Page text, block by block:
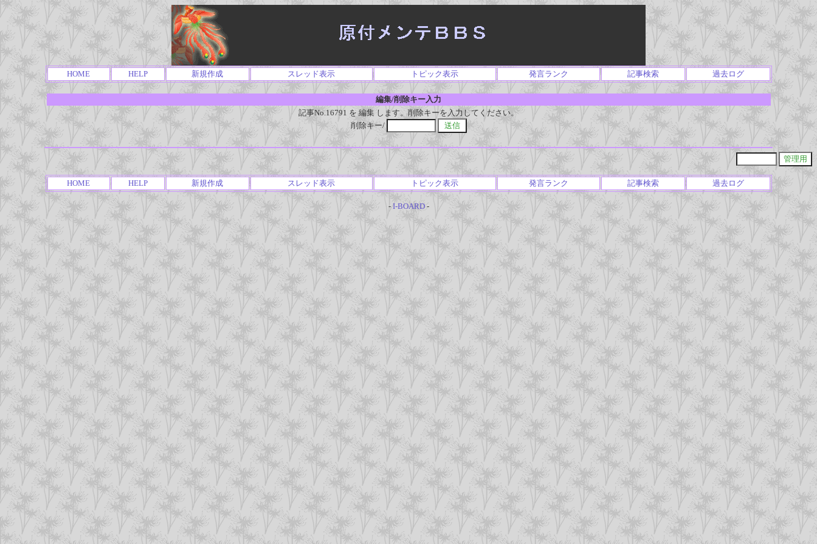
HOME HELP 新規作成 スレッド表示 トピック表示 発言ランク 記事検索 過去ログ
編集/削除キー入力
記事No.16791 を 編集 します。削除キーを入力してください。
削除キー/
HOME HELP 新規作成 スレッド表示 トピック表示 発言ランク 記事検索 過去ログ
- I-BOARD-